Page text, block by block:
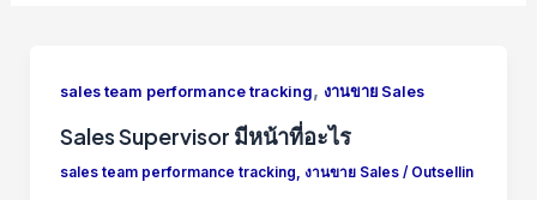
sales team performance tracking, งานขาย Sales
Sales Supervisor มีหน้าที่อะไร
sales team performance tracking, งานขาย Sales/ Outsellin